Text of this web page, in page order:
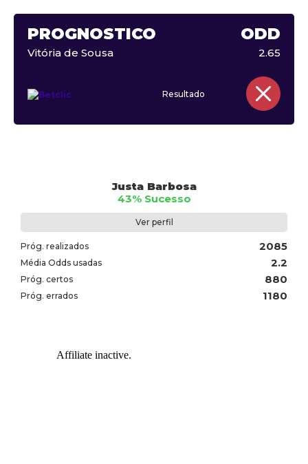
PROGNÓSTICO ODD
Vitória de Sousa 2.65
Resultado
Justa Barbosa
43% Sucesso
Ver perfil
Próg. realizados 2085
Média Odds usadas 2.2
Próg. certos 880
Próg. errados 1180